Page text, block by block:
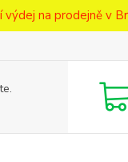
na prodejně v